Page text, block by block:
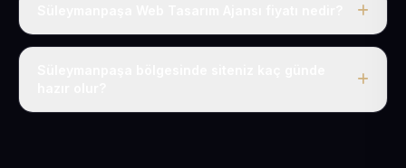
Tek fiyat uygulanır: yıllık 50 USD + KDV. Bu bedele alan